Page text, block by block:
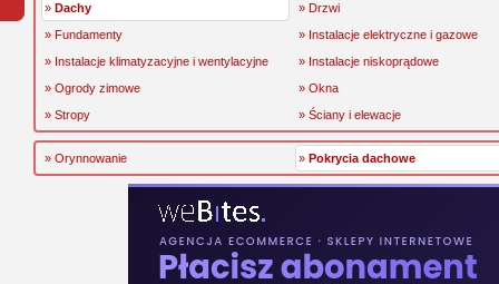
» Dachy
» Drzwi
» Fundamenty
» Instalacje elektryczne i gazowe
» Instalacje klimatyzacyjne i wentylacyjne
» Instalacje niskoprądowe
» Ogrody zimowe
» Okna
» Stropy
» Ściany i elewacje
» Orynnowanie » Pokrycia dachowe